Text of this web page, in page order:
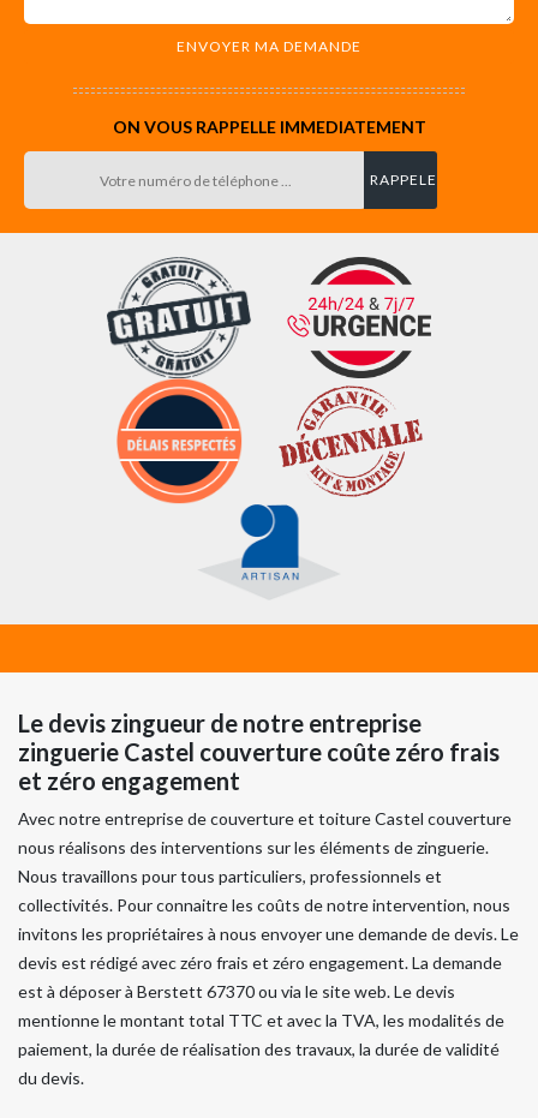
ON VOUS RAPPELLE IMMEDIATEMENT
Le devis zingueur de notre entreprise
zinguerie Castel couverture coûte zéro frais
et zéro engagement
Avec notre entreprise de couverture et toiture Castel couverture
nous réalisons des interventions sur les éléments de zinguerie.
Nous travaillons pour tous particuliers, professionnels et
collectivités. Pour connaitre les coûts de notre intervention, nous
invitons les propriétaires à nous envoyer une demande de devis. Le
devis est rédigé avec zéro frais et zéro engagement. La demande
est à déposer à Berstett 67370 ou via le site web. Le devis
mentionne le montant total TTC et avec la TVA, les modalités de
paiement, la durée de réalisation des travaux, la durée de validité
du devis.